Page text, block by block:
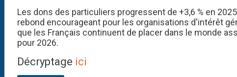
Les dons des particuliers progressent de +3,6 % en
rebond encourageant pour les organisations d'intérêt
que les Français continuent de placer dans le monde
pour 2026.
Décryptage ici